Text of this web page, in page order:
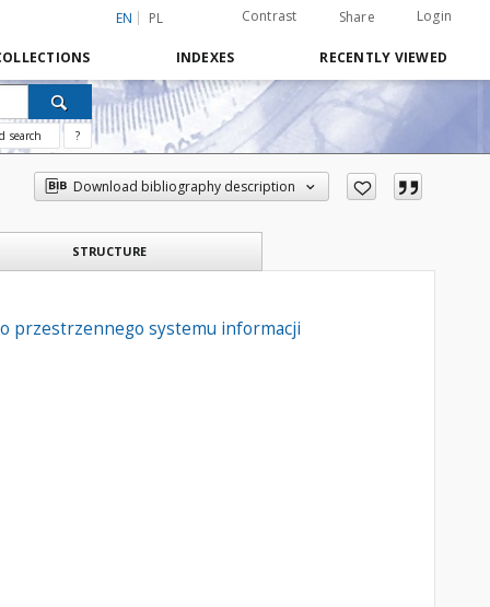
EN PL Contrast Share Login
INDEXES RECENTLY VIEWED
search ?
Download bibliography description
STRUCTURE
przestrzennego systemu informacji